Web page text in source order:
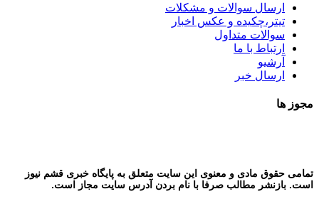
ارسال سوالات و مشکلات
تیتر،چکیده و عکس اخبار
سوالات متداول
ارتباط با ما
آرشیو
ارسال خبر
مجوز ها
تمامی حقوق مادی و معنوی این سایت متعلق به پایگاه خبری قشم نیوز
است. بازنشر مطالب صرفا با نام بردن آدرس سایت مجاز است.